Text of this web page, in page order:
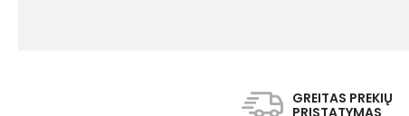
GREITAS PREKIŲ
PRISTATYMAS